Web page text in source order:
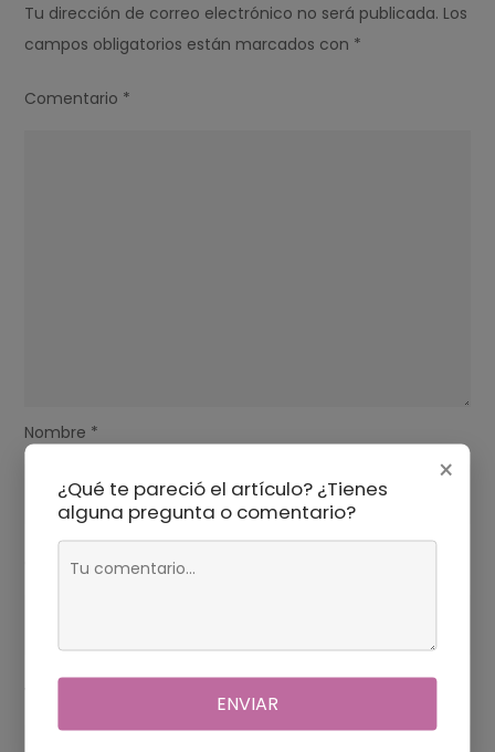
Tu dirección de correo electrónico no será publicada. Los
campos obligatorios están marcados con *
Comentario *
Nombre *
Correo electrónico*
×
¿Qué te pareció el artículo? ¿Tienes
alguna pregunta o comentario?
ENVIAR